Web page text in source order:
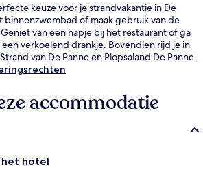
keuze voor je strandvakantie in De
binnenzwembad of maak gebruik van de
van een hapje bij het restaurant of ga
verkoelend drankje. Bovendien rijd je in
van De Panne en Plopsaland De Panne.
accommodatie
hotel